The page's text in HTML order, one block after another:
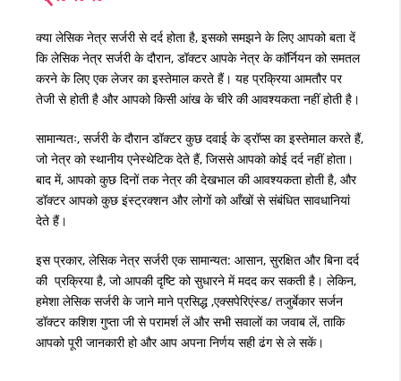
क्या लेसिक नेत्र सर्जरी से दर्द होता है, इसको समझने के लिए आपको बता दें
कि लेसिक नेत्र सर्जरी के दौरान, डॉक्टर आपके नेत्र के कॉर्नियन को समतल
करने के लिए एक लेजर का इस्तेमाल करते हैं। यह प्रक्रिया आमतौर पर
तेजी से होती है और आपको किसी आंख के चीरे की आवश्यकता नहीं होती है।
सामान्यतः, सर्जरी के दौरान डॉक्टर कुछ दवाई के ड्रॉप्स का इस्तेमाल करते हैं,
जो नेत्र को स्थानीय एनेस्थेटिक देते हैं, जिससे आपको कोई दर्द नहीं होता।
बाद में, आपको कुछ दिनों तक नेत्र की देखभाल की आवश्यकता होती है, और
डॉक्टर आपको कुछ इंस्ट्रक्शन और लोगों को आँखों से संबंधित सावधानियां
देते हैं।
इस प्रकार, लेसिक नेत्र सर्जरी एक सामान्यत: आसान, सुरक्षित और बिना दर्द
की प्रक्रिया है, जो आपकी दृष्टि को सुधारने में मदद कर सकती है। लेकिन,
हमेशा लेसिक सर्जरी के जाने माने प्रसिद्ध ,एक्सपेरिएंस्ड/ तजुर्बेकार सर्जन
डॉक्टर कशिश गुप्ता जी से परामर्श लें और सभी सवालों का जवाब लें, ताकि
आपको पूरी जानकारी हो और आप अपना निर्णय सही ढंग से ले सकें।